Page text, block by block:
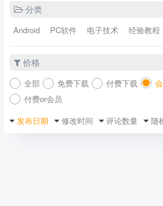
分类
Android PC软件 电子技术 经验教程
价格
全部 免费下载 付费下载
付费or会员
发布日期
修改时间 评论数量 随